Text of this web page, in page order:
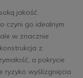
jakość
czyni go idealnym
w znacznie
z
a pokrycie
ryzyko wyślizgnięcia